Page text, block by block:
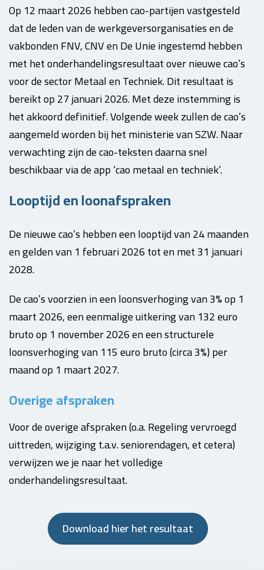
Op 12 maart 2026 hebben cao-partijen vastgesteld
dat de leden van de werkgeversorganisaties en de
vakbonden FNV, CNV en De Unie ingestemd hebben
met het onderhandelingsresultaat over nieuwe cao’s
voor de sector Metaal en Techniek. Dit resultaat is
bereikt op 27 januari 2026. Met deze instemming is
het akkoord definitief. Volgende week zullen de cao’s
aangemeld worden bij het ministerie van SZW. Naar
verwachting zijn de cao-teksten daarna snel
beschikbaar via de app ‘cao metaal en techniek’.
Looptijd en loonafspraken
De nieuwe cao’s hebben een looptijd van 24 maanden
en gelden van 1 februari 2026 tot en met 31 januari
2028.
De cao’s voorzien in een loonsverhoging van 3% op 1
maart 2026, een eenmalige uitkering van 132 euro
bruto op 1 november 2026 en een structurele
loonsverhoging van 115 euro bruto (circa 3%) per
maand op 1 maart 2027.
Overige afspraken
Voor de overige afspraken (o.a. Regeling vervroegd
uittreden, wijziging t.a.v. seniorendagen, et cetera)
verwijzen we je naar het volledige
onderhandelingsresultaat.
Download hier het resultaat